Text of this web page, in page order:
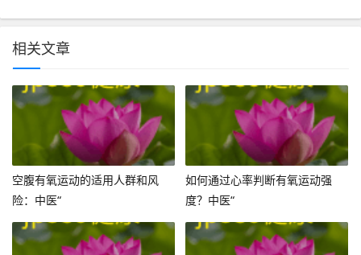
相关文章
空腹有氧运动的适用人群和风
险：中医“
如何通过心率判断有氧运动强
度？中医“